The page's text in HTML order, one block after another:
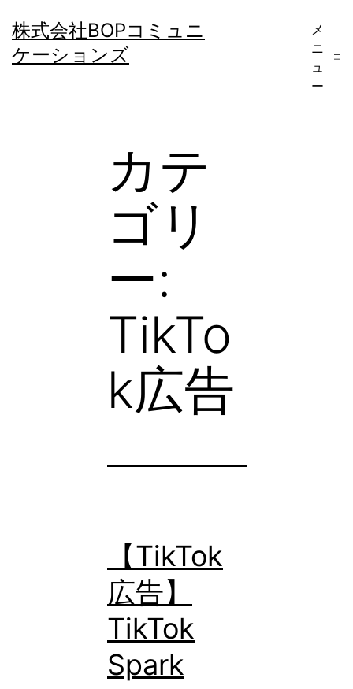
ン
テ
株式会社BOPコミュニ
ケーションズ
メ
ニ
ュ
ー
カテ
ゴリ
ー:
TikTo
k広告
【TikTok
広告】
TikTok
Spark